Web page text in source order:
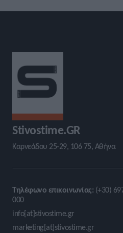
Stivostime.GR
Καρνεάδου 25-29, 106 75, Αθήνα
Τηλέφωνο επικοινωνίας: (+30)
000
info[at]stivostime.gr
marketing[at]stivostime.gr